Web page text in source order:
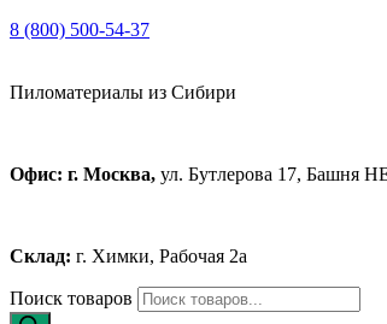
8 (800) 500-54-37
Пиломатериалы из Сибири
Офис: г. Москва, ул. Бутлерова 17, Башня
Склад: г. Химки, Рабочая 2а
Поиск товаров